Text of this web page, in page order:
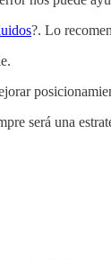
?. Lo
será una